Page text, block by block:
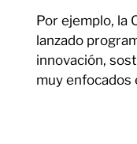
Por ejemplo, la
lanzado
innovación,
muy enfocados